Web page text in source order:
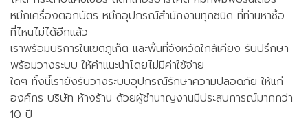
หมึกเครื่องตอกบัตร หมึกอุปกรณ์สำนักงานทุกชนิด ที่ท่านหาซื้อ
ที่ไหนไม่ได้อีกแล้ว
เราพร้อมบริการในเขตภูเก็ต และพื้นที่จังหวัดใกล้เคียง รับปรึกษา
พร้อมวางระบบ ให้คำแนะนำโดยไม่มีค่าใช้จ่าย
ใดๆ ทั้งนี้เรายังรับวางระบบอุปกรณ์รักษาความปลอดภัย ให้แก่
องค์กร บริษัท ห้างร้าน ด้วยผู้ชำนาญงานมีประสบการณ์มากกว่า
10 ปี